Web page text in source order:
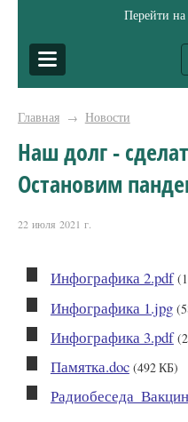
Перейти
Главная → Новости
Наш долг -
Остановим
22 июля 2021 г.
Инфографика 2.pdf
Инфографика 1.jpg
Инфографика 3.pdf
Памятка.doc (492 КБ)